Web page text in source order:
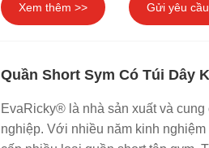
Xem thêm >> Gửi yêu
Quần Short Sym Có Túi Dây
EvaRicky® là nhà sản xuất và
nghiệp. Với nhiều năm kinh